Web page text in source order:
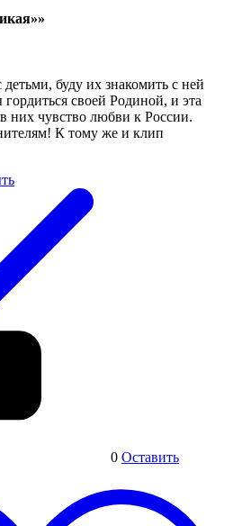
буду их знакомить с ней
своей Родиной, и эта
них чувство любви к России.
К тому же и клип
0 Оставить